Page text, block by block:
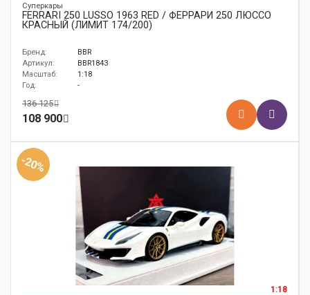
Суперкары
FERRARI 250 LUSSO 1963 RED / ФЕРРАРИ 250 ЛЮССО
КРАСНЫЙ (ЛИМИТ 174/200)
Бренд:
BBR
Артикул:
BBR1843
Масштаб:
1:18
Год:
-
136 125
108 900
-20%
1:18